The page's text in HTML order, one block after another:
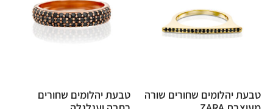
טבעת יהלומים שחורים שורה
טבעת יהלומים שחורים